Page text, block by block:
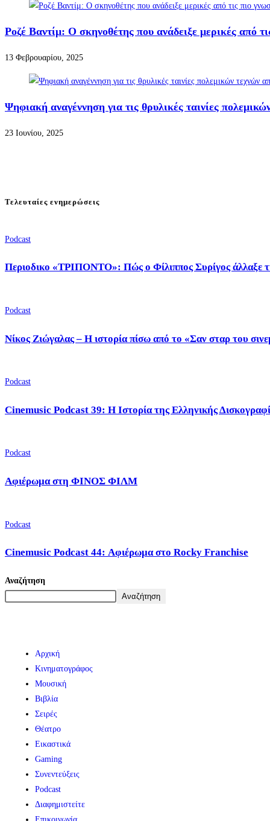
Ροζέ Βαντίμ: O σκηνοθέτης που ανάδειξε μερικές από
13 Φεβρουαρίου, 2025
Ψηφιακή αναγέννηση για τις θρυλικές ταινίες
23 Ιουνίου, 2025
Τελευταίες ενημερώσεις
Podcast
Περιοδικο «ΤΡΙΠΟΝΤΟ»: Πώς ο Φίλιππος Συρίγος άλλαξε
Podcast
Νίκος Ζιώγαλας – Η ιστορία πίσω από το «Σαν σταρ του
Podcast
Cinemusic Podcast 39: Η Ιστορία της Ελληνικής
Podcast
Αφιέρωμα στη ΦΙΝΟΣ ΦΙΛΜ
Podcast
Cinemusic Podcast 44: Αφιέρωμα στο Rocky Franchise
Αναζήτηση
Αναζήτηση
Αρχική
Κινηματογράφος
Μουσική
Βιβλία
Σειρές
Θέατρο
Εικαστικά
Gaming
Συνεντεύξεις
Podcast
Διαφημιστείτε